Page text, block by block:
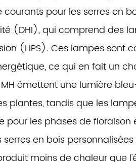
courants pour les serres en
(DHI), qui comprend des
(HPS). Ces lampes sont
ce qui en fait un
émettent une lumière
plantes, tandis que les
pour les phases de floraison
en bois
moins de chaleur que